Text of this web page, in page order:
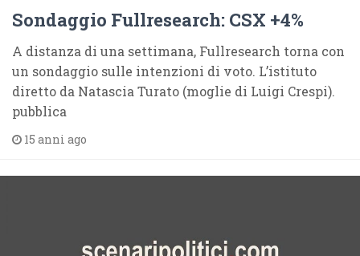
Sondaggio Fullresearch: CSX +4%
A distanza di una settimana, Fullresearch torna con
un sondaggio sulle intenzioni di voto. L’istituto
diretto da Natascia Turato (moglie di Luigi Crespi).
pubblica
15 anni ago